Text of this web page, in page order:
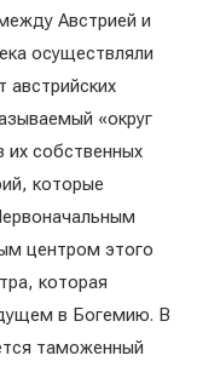
Австрией и
осуществляли
австрийских
«округ
их собственных
которые
центром этого
которая
в Богемию. В
таможенный